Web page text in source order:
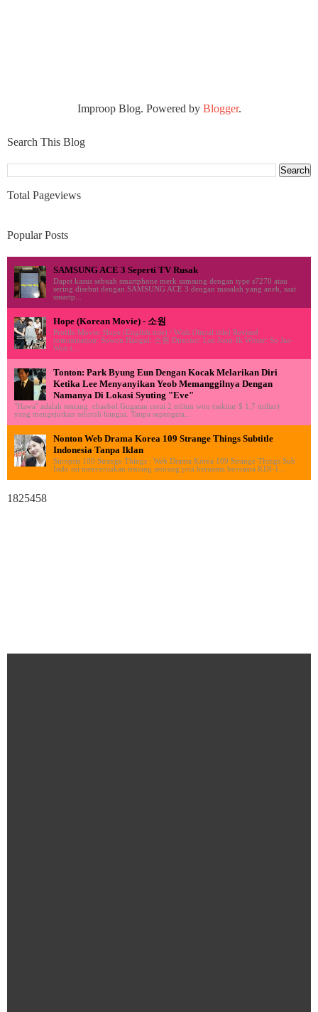
Improop Blog. Powered by Blogger.
Search This Blog
Total Pageviews
Popular Posts
SAMSUNG ACE 3 Seperti TV Rusak
Dapet kasus sebuah smartphone merk samsung dengan type s7270 atau
sering disebut dengan SAMSUNG ACE 3 dengan masalah yang aneh, saat
smartp...
Hope (Korean Movie) - 소원
Profile Movie: Hope (English title) / Wish (literal title) Revised
romanization: Sowon Hangul: 소원 Director: Lee Joon-Ik Writer: So Jae-
Won (...
Tonton: Park Byung Eun Dengan Kocak Melarikan Diri
Ketika Lee Menyanyikan Yeob Memanggilnya Dengan
Namanya Di Lokasi Syuting "Eve"
"Hawa" adalah tentang chaebol Gugatan cerai 2 triliun won (sekitar $ 1,7 miliar)
yang mengejutkan seluruh bangsa. Tanpa sepengeta...
Nonton Web Drama Korea 109 Strange Things Subtitle
Indonesia Tanpa Iklan
Sinopsis 109 Strange Things : Web Drama Korea 109 Strange Things Sub
Indo ini menceritakan tentang seorang pria bernama bernama KDI-1...
1825458